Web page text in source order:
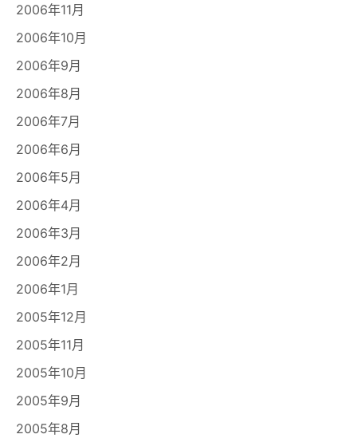
2006年11月
2006年10月
2006年9月
2006年8月
2006年7月
2006年6月
2006年5月
2006年4月
2006年3月
2006年2月
2006年1月
2005年12月
2005年11月
2005年10月
2005年9月
2005年8月